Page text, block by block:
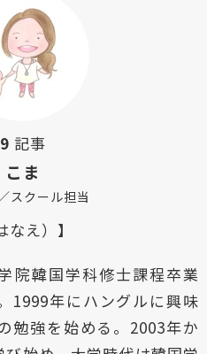
9 記事
こま
スクール担当
え）】
院韓国学科修士課程卒業
1999年にハングルに興味
勉強を始める。2003年か